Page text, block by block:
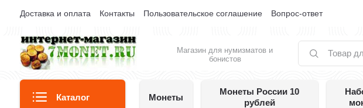
Доставка и оплата Контакты Пользовательское соглашение Вопрос-ответ
Магазин для нумизматов и
бонистов
Каталог Монеты
Монеты России 10
рублей